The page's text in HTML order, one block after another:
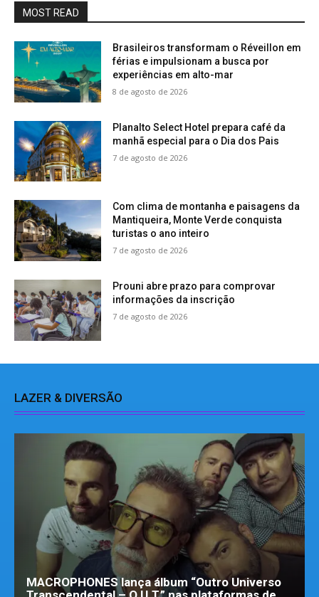
MOST READ
Brasileiros transformam o Réveillon em
férias e impulsionam a busca por
experiências em alto-mar
8 de agosto de 2026
Planalto Select Hotel prepara café da
manhã especial para o Dia dos Pais
7 de agosto de 2026
Com clima de montanha e paisagens da
Mantiqueira, Monte Verde conquista
turistas o ano inteiro
7 de agosto de 2026
Prouni abre prazo para comprovar
informações da inscrição
7 de agosto de 2026
LAZER & DIVERSÃO
MACROPHONES lança álbum “Outro Universo